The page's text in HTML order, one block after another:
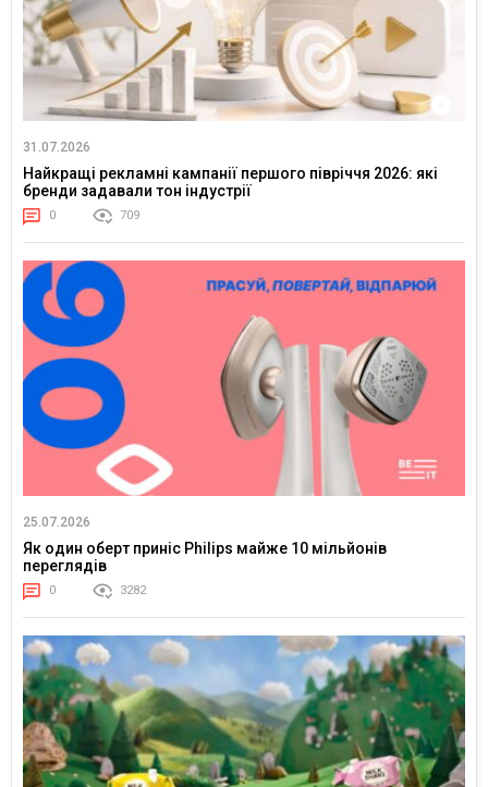
31.07.2026
Найкращі рекламні кампанії першого півріччя 2026: які
бренди задавали тон індустрії
0 709
25.07.2026
Як один оберт приніс Philips майже 10 мільйонів
переглядів
0 3282